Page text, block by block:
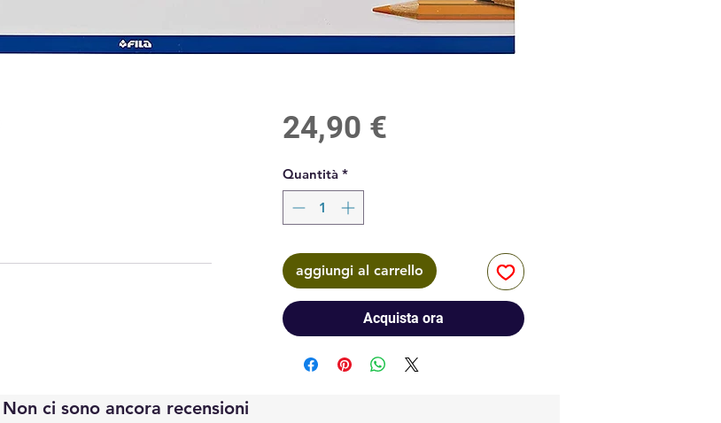
24,90 €Prezzo
Quantità *
aggiungi al carrello
Acquista ora
Non ci sono ancora recensioni